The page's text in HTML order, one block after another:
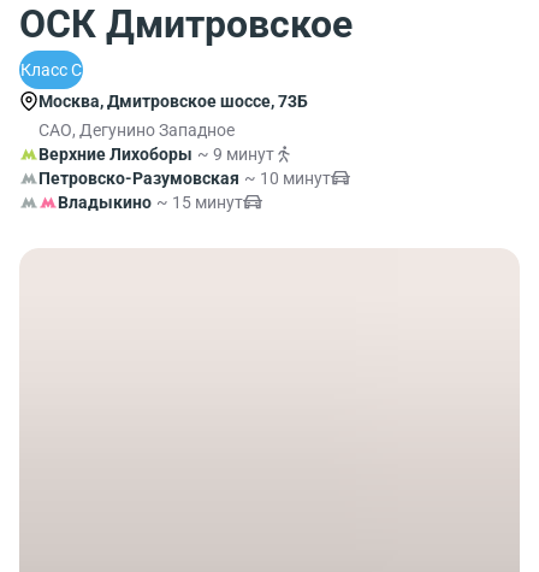
ОСК Дмитровское
Класс C
Москва, Дмитровское шоссе, 73Б
САО, Дегунино Западное
Верхние Лихоборы ~ 9 минут
Петровско-Разумовская ~ 10 минут
Владыкино ~ 15 минут